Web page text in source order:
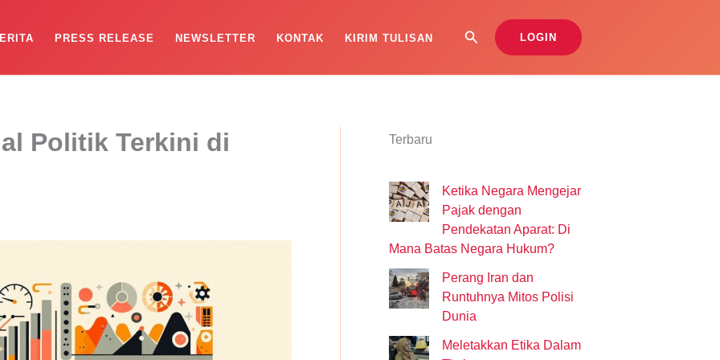
PRESS RELEASE NEWSLETTER KONTAK KIRIM TULISAN Search LOGIN
Politik Terkini di
Terbaru
Ketika Negara Mengejar
Pajak dengan
Pendekatan Aparat: Di
Mana Batas Negara Hukum?
Perang Iran dan
Runtuhnya Mitos Polisi
Dunia
Meletakkan Etika Dalam